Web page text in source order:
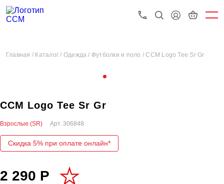
Главная / Каталог / Одежда / Футболки и поло /CCM Logo Tee Sr Gr
CCM Logo Tee Sr Gr
Взрослые (SR) Арт. 306848
Скидка 5% при оплате онлайн*
2 290 Р